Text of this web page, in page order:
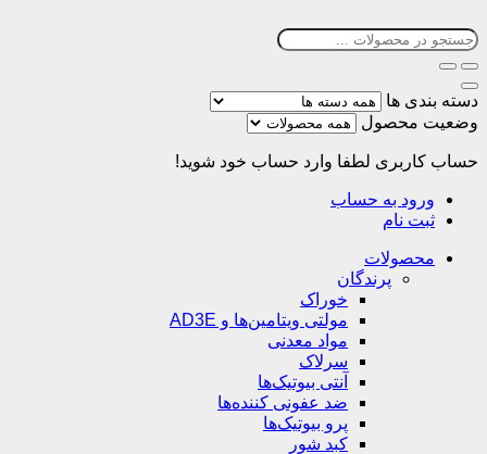
دسته بندی ها
وضعیت محصول
حساب کاربری لطفا وارد حساب خود شوید!
ورود به حساب
ثبت نام
محصولات
پرندگان
خوراک
مولتی ویتامین‌ها و AD3E
مواد معدنی
سرلاک
آنتی بیوتیک‌ها
ضد عفونی کننده‌ها
پرو بیوتیک‌ها
کبد شور